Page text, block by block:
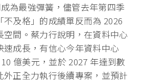
為最強彈簧，儘管去年第四季
及格」的成績單反而為 2026
空間。蔡力行說明，在資料中心
速成長，有信心今年資料中心
億美元，並於 2027 年達到數
外正全力執行後續專案，並預計